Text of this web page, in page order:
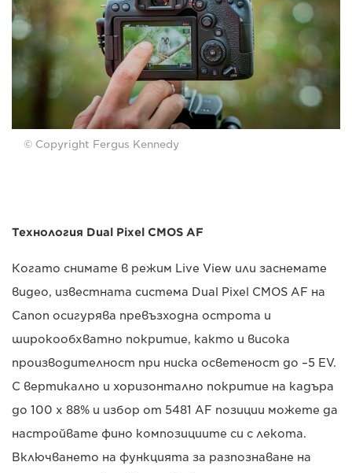
© Copyright Fergus Kennedy
Технология Dual Pixel CMOS AF
Когато снимате в режим Live View или заснемате
видео, известната система Dual Pixel CMOS AF на
Canon осигурява превъзходна острота и
широкообхватно покритие, както и висока
производителност при ниска осветеност до –5 EV.
С вертикално и хоризонтално покритие на кадъра
до 100 x 88% и избор от 5481 AF позиции можете да
настройвате фино композициите си с лекота.
Включването на функцията за разпознаване на